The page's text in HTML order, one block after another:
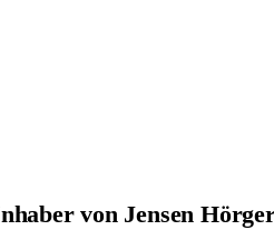
von Jensen